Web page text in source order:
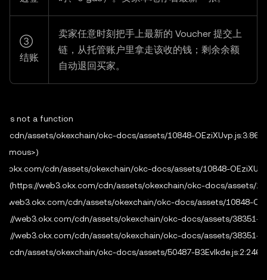
③
结账
卖家任意时刻把手上最新的 Voucher 提交上
链，从托管账户里拿走该收的钱；剩余余额
自动退回买家。
is not a function
cdn/assets/okexchain/okc-docs/assets/10848-
cdn/assets/okexchain/okc-docs/assets/10848-
(https://web3.okx.com/cdn/assets/okexchain/okc-docs/assets/
web3.okx.com/cdn/assets/okexchain/okc-docs/assets/10848-
web3.okx.com/cdn/assets/okexchain/okc-docs/assets/38351-
web3.okx.com/cdn/assets/okexchain/okc-docs/assets/38351-
cdn/assets/okexchain/okc-docs/assets/50487-B3EvIkde.js:2:2465